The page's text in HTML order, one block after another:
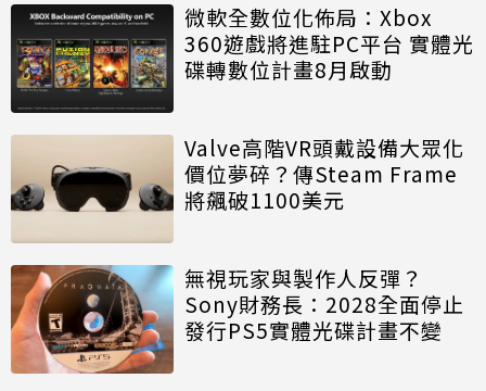
微軟全數位化佈局：Xbox
360遊戲將進駐PC平台 實體光
碟轉數位計畫8月啟動
Valve高階VR頭戴設備大眾化
價位夢碎？傳Steam Frame
將飆破1100美元
無視玩家與製作人反彈？
Sony財務長：2028全面停止
發行PS5實體光碟計畫不變